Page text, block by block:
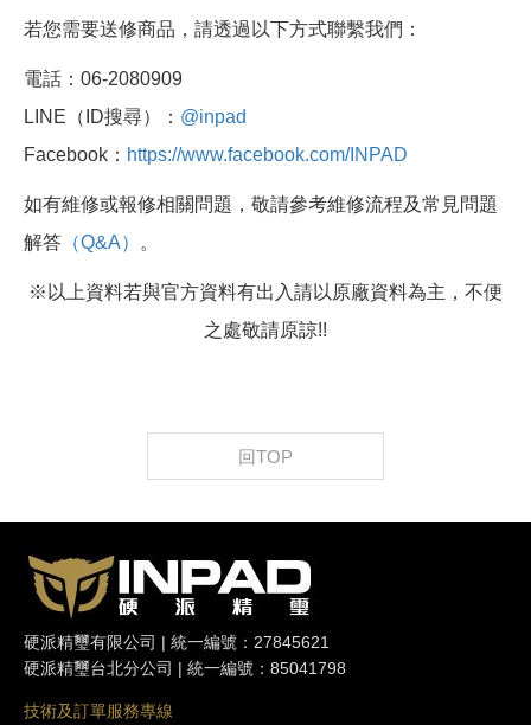
若您需要送修商品，請透過以下方式聯繫我們：
電話：06-2080909
LINE（ID搜尋）： @inpad
Facebook： https://www.facebook.com/INPAD
如有維修或報修相關問題，敬請參考維修流程及常見問題
解答 （Q&A） 。
※以上資料若與官方資料有出入請以原廠資料為主，不便
之處敬請原諒!!
回TOP
硬派精璽有限公司 | 統一編號：27845621
硬派精璽台北分公司 | 統一編號：85041798
技術及訂單服務專線